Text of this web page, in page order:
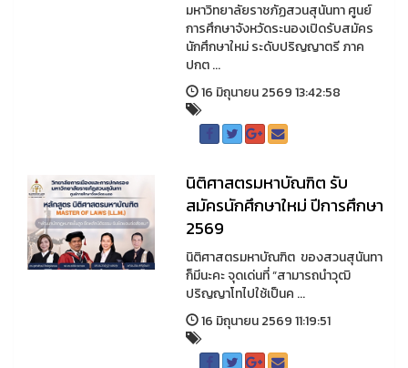
มหาวิทยาลัยราชภัฏสวนสุนันทา ศูนย์
การศึกษาจังหวัดระนองเปิดรับสมัคร
นักศึกษาใหม่ ระดับปริญญาตรี ภาค
ปกต ...
16 มิถุนายน 2569 13:42:58
นิติศาสตรมหาบัณฑิต รับ
สมัครนักศึกษาใหม่ ปีการศึกษา
2569
นิติศาสตรมหาบัณฑิต ของสวนสุนันทา
ก็มีนะคะ จุดเด่นที่ “สามารถนำวุฒิ
ปริญญาโทไปใช้เป็นค ...
16 มิถุนายน 2569 11:19:51